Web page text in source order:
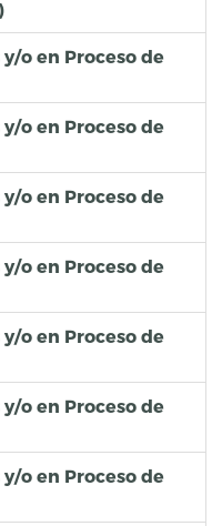
o en Proceso de
o en Proceso de
o en Proceso de
o en Proceso de
o en Proceso de
o en Proceso de
o en Proceso de